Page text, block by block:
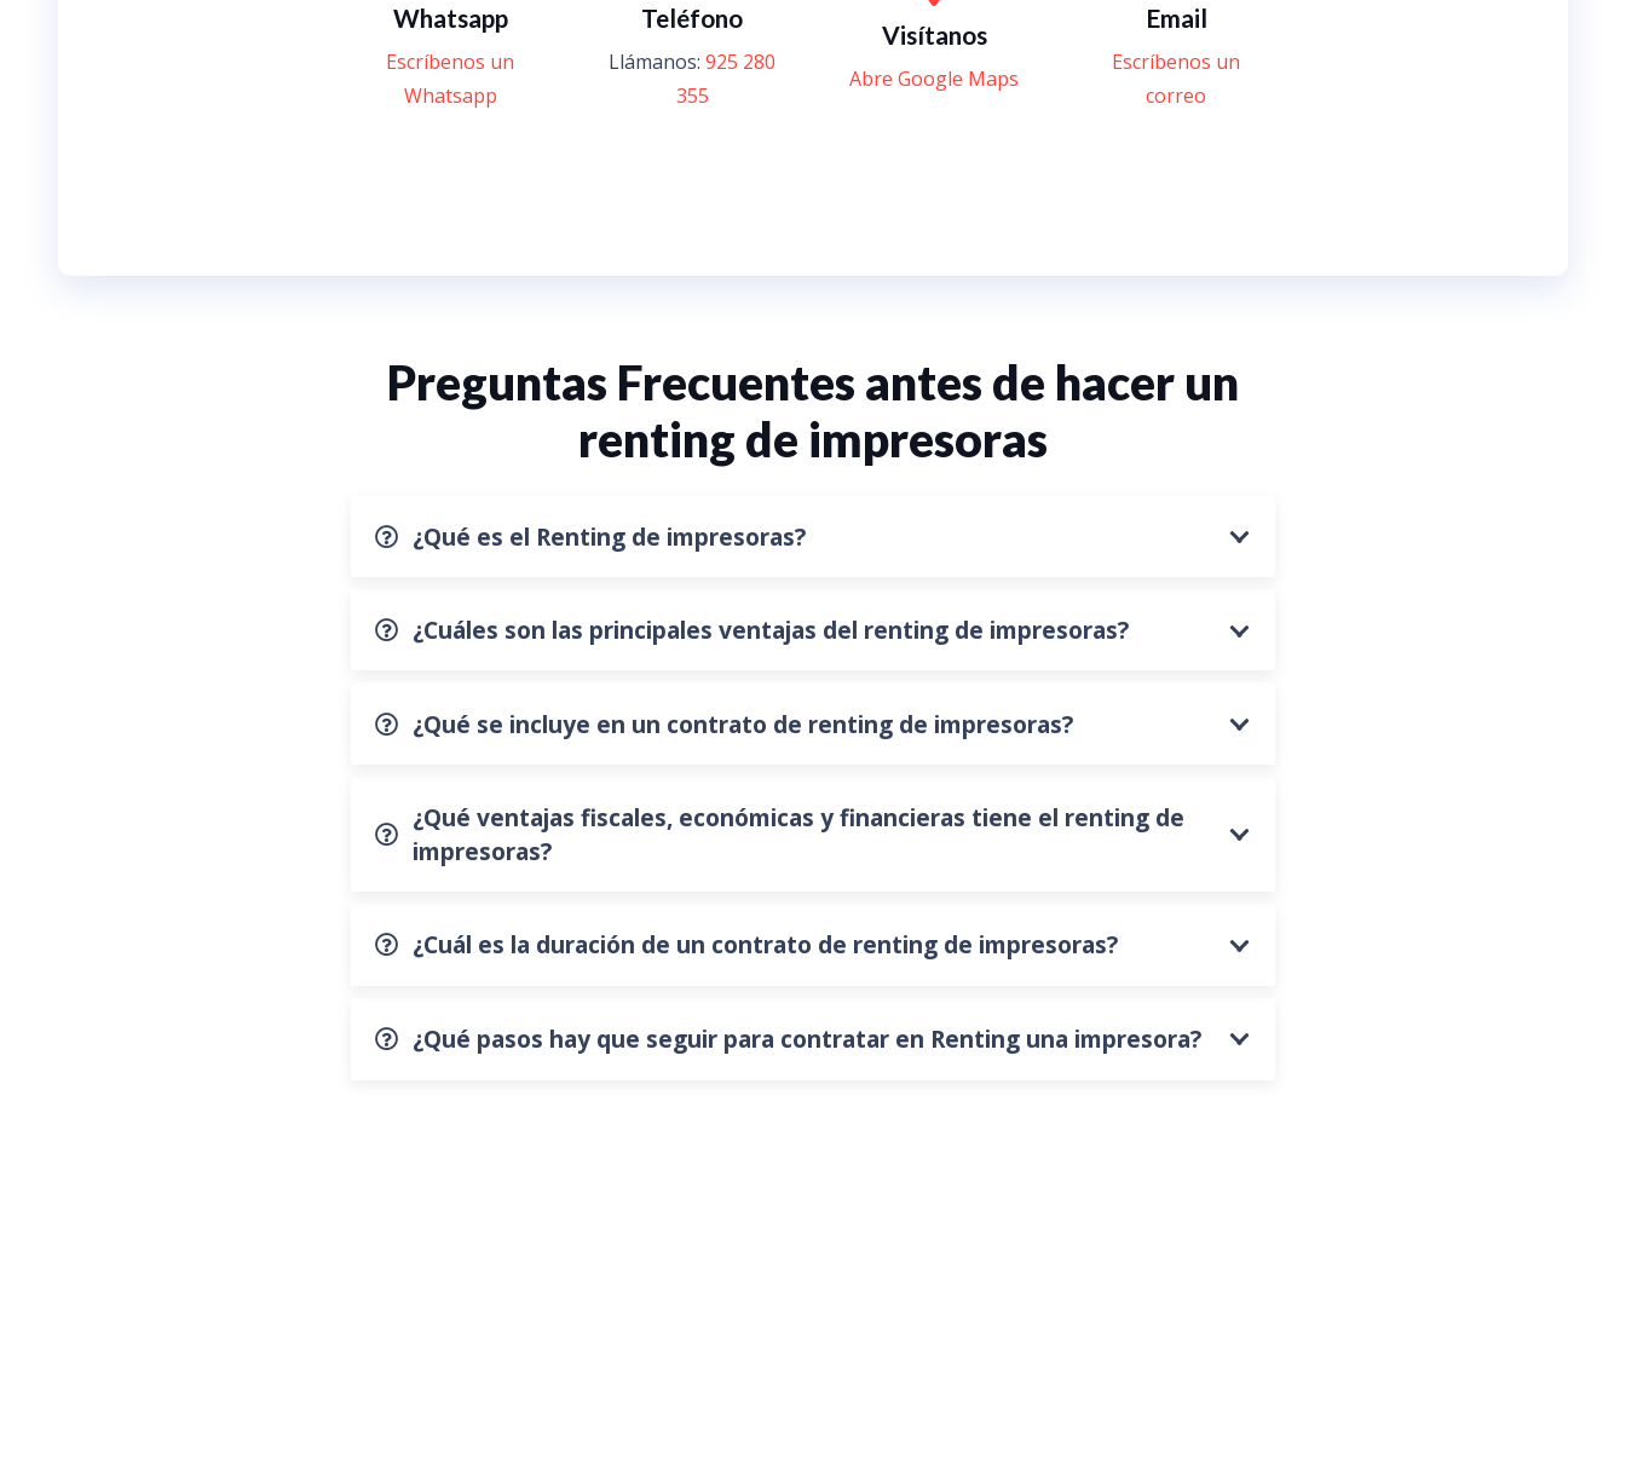
Whatsapp
Escríbenos un
Whatsapp
Teléfono
Llámanos: 925 280
355
Visítanos
Abre Google Maps
Email
Escríbenos un
correo
Preguntas Frecuentes antes de hacer un
renting de impresoras
¿Qué es el Renting de impresoras?
¿Cuáles son las principales ventajas del renting de impresoras?
¿Qué se incluye en un contrato de renting de impresoras?
¿Qué ventajas fiscales, económicas y financieras tiene el renting de
impresoras?
¿Cuál es la duración de un contrato de renting de impresoras?
¿Qué pasos hay que seguir para contratar en Renting una impresora?